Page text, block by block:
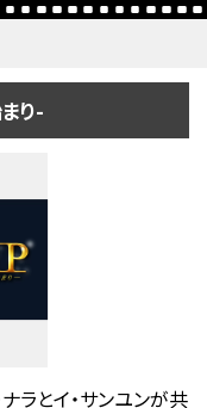
り-
ナラとイ・サンユンが共